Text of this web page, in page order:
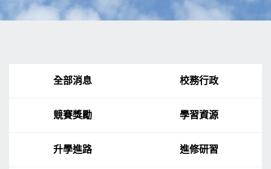
全部消息 校務行政
競賽獎勵 學習資源
升學進路 進修研習